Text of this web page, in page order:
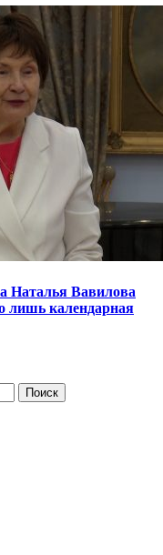
Наталья Вавилова
лишь календарная